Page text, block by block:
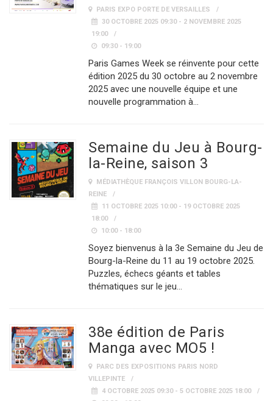
PARIS EXPO PORTE DE VERSAILLES
30 OCTOBRE 2025 09:30 - 2 NOVEMBRE 2025
19:00
09:30 - 19:00
Paris Games Week se réinvente pour cette
édition 2025 du 30 octobre au 2 novembre
2025 avec une nouvelle équipe et une
nouvelle programmation à…
Semaine du Jeu à Bourg-
la-Reine, saison 3
MÉDIATHÈQUE FRANÇOIS VILLON BOURG-LA-
REINE
11 OCTOBRE 2025 10:00 - 19 OCTOBRE 2025
18:00
10:00 - 18:00
Soyez bienvenus à la 3e Semaine du Jeu de
Bourg-la-Reine du 11 au 19 octobre 2025.
Puzzles, échecs géants et tables
thématiques sur le jeu…
38e édition de Paris
Manga avec MO5 !
PARC DES EXPOSITIONS PARIS NORD
VILLEPINTE
4 OCTOBRE 2025 09:30 - 5 OCTOBRE 2025 18:00